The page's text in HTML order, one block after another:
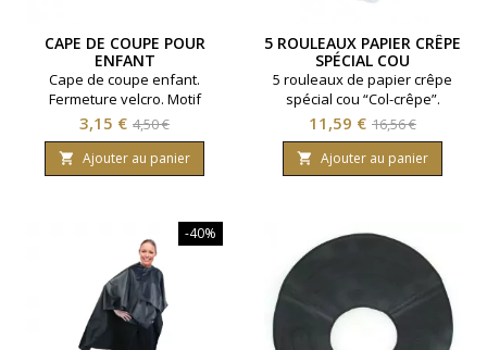
CAPE DE COUPE POUR
ENFANT
Cape de coupe enfant.
Fermeture velcro. Motif
Baleine.
Prix
3,15 € Prix
de
base
4,50 €
 Ajouter au panier
5 ROULEAUX PAPIER CRÊPE
SPÉCIAL COU
5 rouleaux de papier crêpe
spécial cou “Col-crêpe”.
Rouleau de 100 feuilles de 25
cm, largeur 7 cm
Prix
11,59 € Prix
de
base
16,56 €
 Ajouter au panier
-40%